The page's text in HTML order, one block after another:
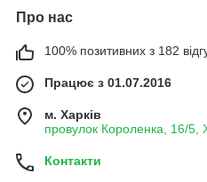
Про нас
100% позитивних з 182
Працює з 01.07.2016
м. Харків
провулок Короленка, 16/5,
Контакти